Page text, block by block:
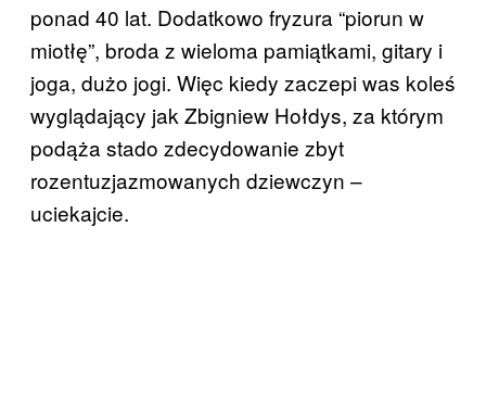
ponad 40 lat. Dodatkowo fryzura “piorun w
miotłę”, broda z wieloma pamiątkami, gitary i
joga, dużo jogi. Więc kiedy zaczepi was koleś
wyglądający jak Zbigniew Hołdys, za którym
podąża stado zdecydowanie zbyt
rozentuzjazmowanych dziewczyn –
uciekajcie.